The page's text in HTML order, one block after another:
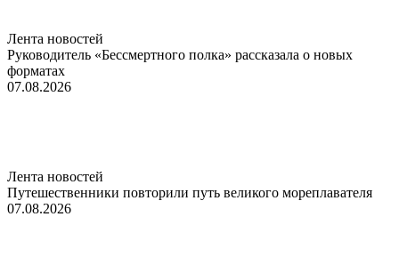
Лента новостей
Руководитель «Бессмертного полка» рассказала о новых
форматах
07.08.2026
Лента новостей
Путешественники повторили путь великого мореплавателя
07.08.2026